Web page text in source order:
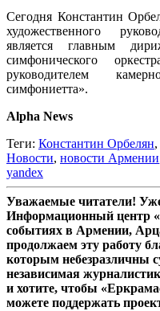
Сегодня Константин
художественного
является главным
симфонического
руководителем
симфониетта».
Alpha News
Теги: Константин Орбелян,
Новости, новости Армении
yandex
Уважаемые читатели!
Информационный центр
событиях в Армении,
продолжаем эту работу
которым небезразличны
независимая
и хотите, чтобы
можете поддержать